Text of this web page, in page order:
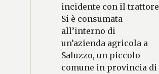
incidente con il trattore
Si è consumata
all’interno di
un’azienda agricola a
Saluzzo, un piccolo
comune in provincia di